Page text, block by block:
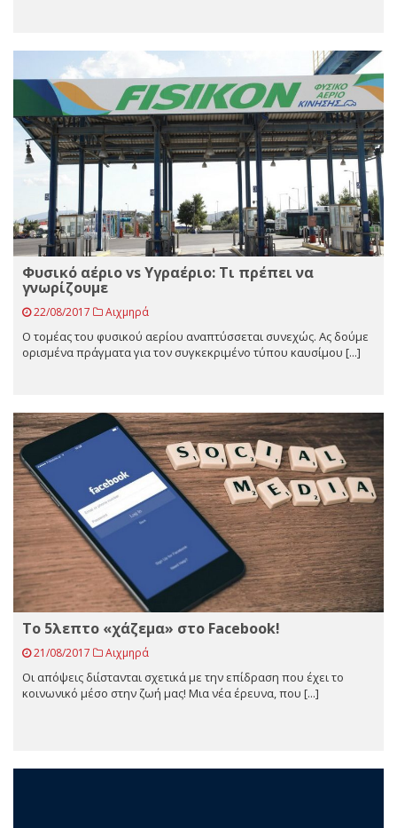
Φυσικό αέριο vs Υγραέριο: Τι πρέπει να
γνωρίζουμε
22/08/2017 Αιχμηρά
Ο τομέας του φυσικού αερίου αναπτύσσεται συνεχώς. Ας δούμε
ορισμένα πράγματα για τον συγκεκριμένο τύπου καυσίμου [...]
Το 5λεπτο «χάζεμα» στο Facebook!
21/08/2017 Αιχμηρά
Οι απόψεις διίστανται σχετικά με την επίδραση που έχει το
κοινωνικό μέσο στην ζωή μας! Μια νέα έρευνα, που [...]